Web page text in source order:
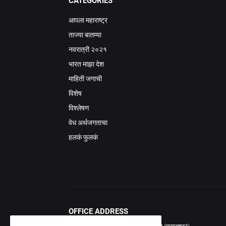
आपला महाराष्ट्र
ताज्या बातम्या
नवरात्री २०२१
भारत माझा देश
माहिती जगाची
विशेष
विश्लेषण
वेध अर्थजगताचा
हलकं फुलकं
OFFICE ADDRESS